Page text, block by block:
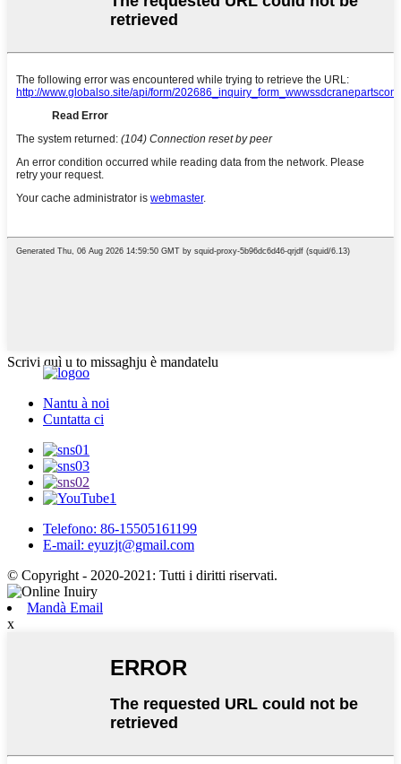
Scrivi quì u to missaghju è mandatelu
Nantu à noi
Cuntatta ci
Telefono: 86-15505161199
E-mail: eyuzjt@gmail.com
© Copyright - 2020-2021: Tutti i diritti riservati.
Mandà Email
x